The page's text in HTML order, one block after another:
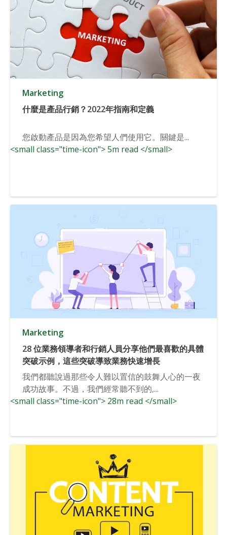
Marketing
什麼是產品行銷？2022年指南和定義
您啟動產品是因為您希望人們使用它。關鍵是...
<small class="time-icon"> 5m read </small>
Marketing
28 位業務領導者和行銷人員分享他們最喜歡的具體
突破示例，這些突破導致業務快速增長
我們都聽說過那些令人難以置信的鼓舞人心的一夜
成功故事。不過，我們經常聽不到的,...
<small class="time-icon"> 28m read </small>